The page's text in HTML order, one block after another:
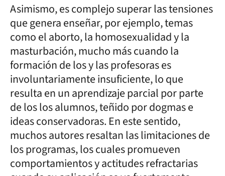
Asimismo, es complejo superar las tensiones
que genera enseñar, por ejemplo, temas
como el aborto, la homosexualidad y la
masturbación, mucho más cuando la
formación de los y las profesoras es
involuntariamente insuficiente, lo que
resulta en un aprendizaje parcial por parte
de los los alumnos, teñido por dogmas e
ideas conservadoras. En este sentido,
muchos autores resaltan las limitaciones de
los programas, los cuales promueven
comportamientos y actitudes refractarias